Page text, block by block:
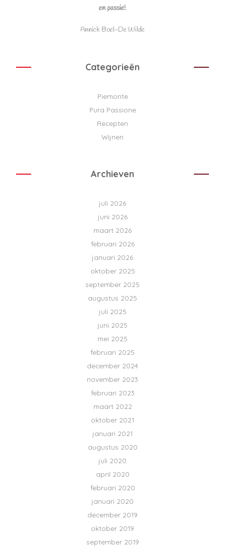
en passie!
Annick Boel-De Wilde
Categorieën
Piemonte
Pura Passione
Recepten
Wijnen
Archieven
juli 2026
juni 2026
maart 2026
februari 2026
januari 2026
oktober 2025
september 2025
augustus 2025
juli 2025
juni 2025
mei 2025
februari 2025
december 2024
november 2023
februari 2023
maart 2022
oktober 2021
januari 2021
augustus 2020
juli 2020
april 2020
februari 2020
januari 2020
december 2019
oktober 2019
september 2019